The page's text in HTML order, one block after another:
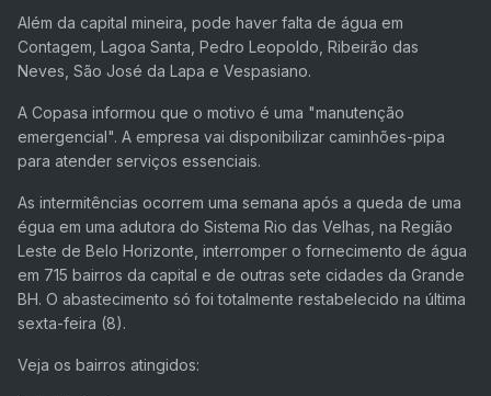
Além da capital mineira, pode haver falta de água em
Contagem, Lagoa Santa, Pedro Leopoldo, Ribeirão das
Neves, São José da Lapa e Vespasiano.
A Copasa informou que o motivo é uma "manutenção
emergencial". A empresa vai disponibilizar caminhões-pipa
para atender serviços essenciais.
As intermitências ocorrem uma semana após a queda de uma
égua em uma adutora do Sistema Rio das Velhas, na Região
Leste de Belo Horizonte, interromper o fornecimento de água
em 715 bairros da capital e de outras sete cidades da Grande
BH. O abastecimento só foi totalmente restabelecido na última
sexta-feira (8).
Veja os bairros atingidos: